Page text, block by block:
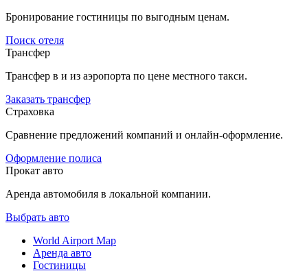
Бронирование гостиницы по выгодным ценам.
Поиск отеля
Трансфер
Трансфер в и из аэропорта по цене местного такси.
Заказать трансфер
Страховка
Сравнение предложений компаний и онлайн-оформление.
Оформление полиса
Прокат авто
Аренда автомобиля в локальной компании.
Выбрать авто
World Airport Map
Аренда авто
Гостиницы